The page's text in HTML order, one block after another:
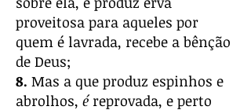
proveitosa para aqueles por
quem é lavrada, recebe a bênção
de Deus;
8. Mas a que produz espinhos e
abrolhos, éreprovada, e perto